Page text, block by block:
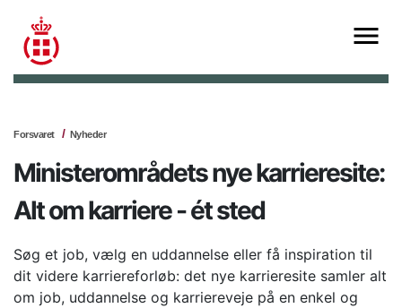
Forsvaret Nyheder
Ministerområdets nye karrieresite:
Alt om karriere - ét sted
Søg et job, vælg en uddannelse eller få inspiration til
dit videre karriereforløb: det nye karrieresite samler alt
om job, uddannelse og karriereveje på en enkel og